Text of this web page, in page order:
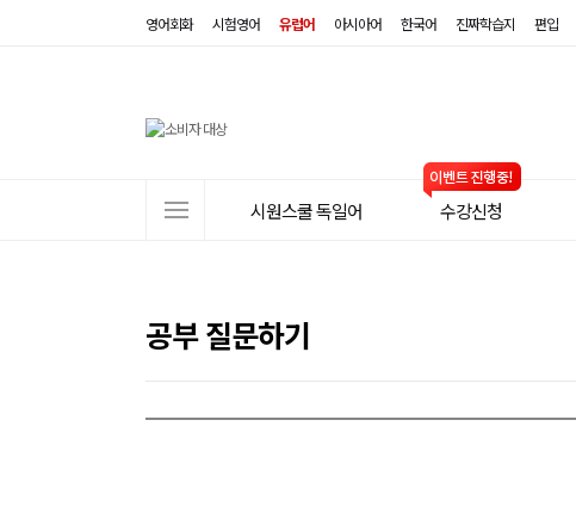
영어회화 시험영어 유럽어 아시아어 한국어 진짜학습지 편입
뉴
시원스쿨 독일어 수강신청
공부 질문하기